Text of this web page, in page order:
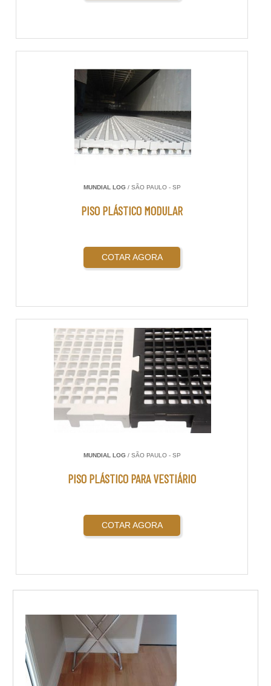
MUNDIAL LOG/ SÃO PAULO - SP
PISO PLÁSTICO MODULAR
COTAR AGORA
MUNDIAL LOG/ SÃO PAULO - SP
PISO PLÁSTICO PARA VESTIÁRIO
COTAR AGORA